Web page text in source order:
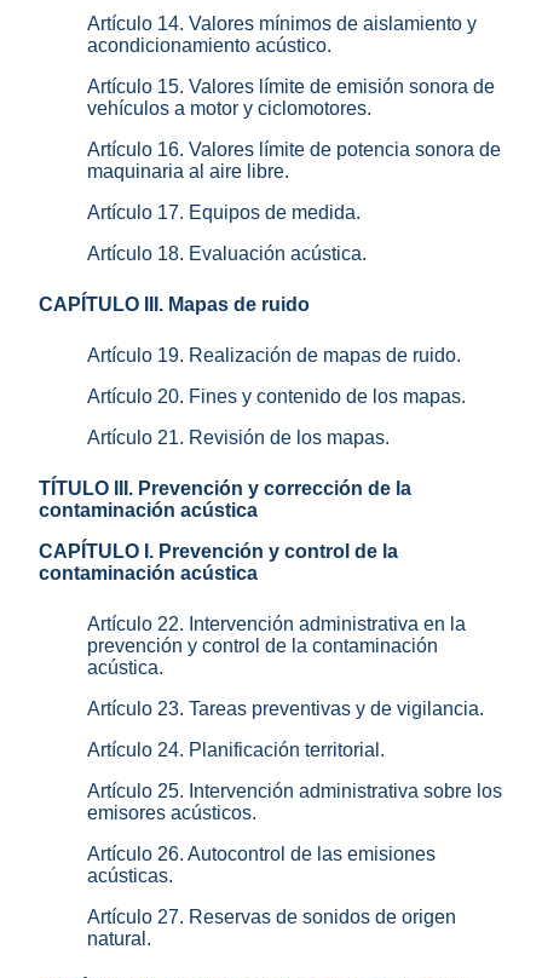
Artículo 14. Valores mínimos de aislamiento y
acondicionamiento acústico.
Artículo 15. Valores límite de emisión sonora de
vehículos a motor y ciclomotores.
Artículo 16. Valores límite de potencia sonora de
maquinaria al aire libre.
Artículo 17. Equipos de medida.
Artículo 18. Evaluación acústica.
CAPÍTULO III. Mapas de ruido
Artículo 19. Realización de mapas de ruido.
Artículo 20. Fines y contenido de los mapas.
Artículo 21. Revisión de los mapas.
TÍTULO III. Prevención y corrección de la
contaminación acústica
CAPÍTULO I. Prevención y control de la
contaminación acústica
Artículo 22. Intervención administrativa en la
prevención y control de la contaminación
acústica.
Artículo 23. Tareas preventivas y de vigilancia.
Artículo 24. Planificación territorial.
Artículo 25. Intervención administrativa sobre los
emisores acústicos.
Artículo 26. Autocontrol de las emisiones
acústicas.
Artículo 27. Reservas de sonidos de origen
natural.